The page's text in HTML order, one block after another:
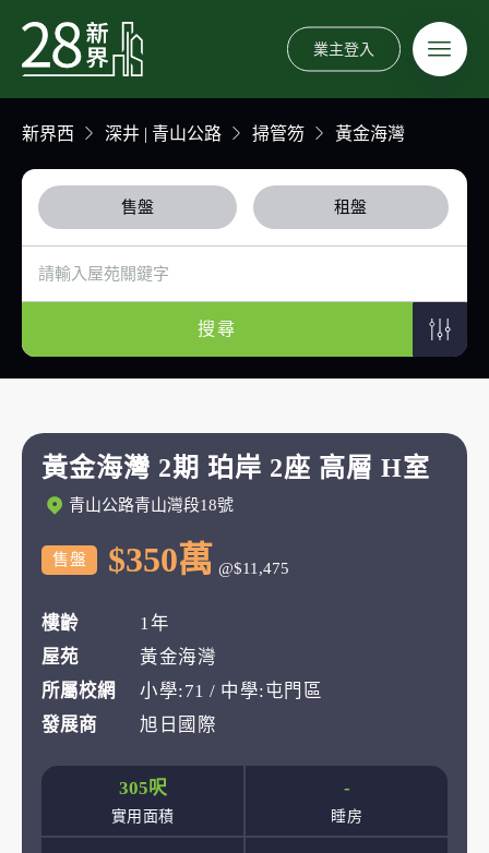
業主登入
新界西 深井 | 青山公路 掃管笏 黃金海灣
售盤 租盤
搜尋
黃金海灣 2期 珀岸 2座 高層 H室
青山公路青山灣段18號
售盤 $350萬 @$11,475
樓齡
1年
屋苑
黃金海灣
所屬校網
小學:71 / 中學:屯門區
發展商
旭日國際
305呎
實用面積
-
睡房